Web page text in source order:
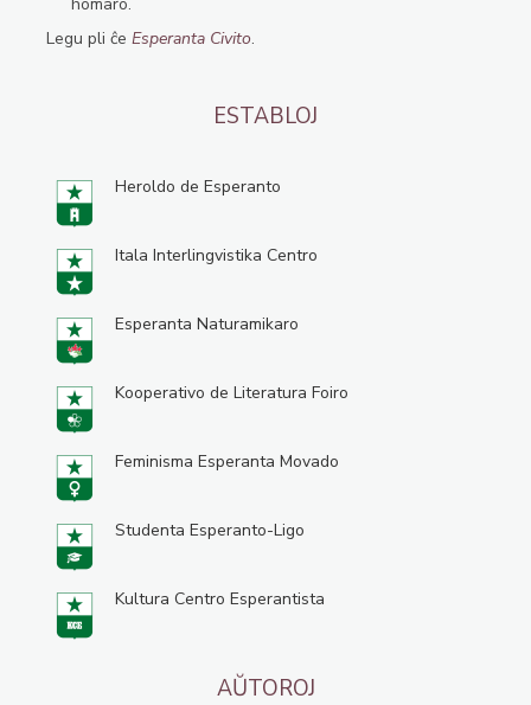
Legu pli ĉe Esperanta Civito.
ESTABLOJ
Heroldo de Esperanto
Itala Interlingvistika Centro
Esperanta Naturamikaro
Kooperativo de Literatura Foiro
Feminisma Esperanta Movado
Studenta Esperanto-Ligo
Kultura Centro Esperantista
AŬTOROJ